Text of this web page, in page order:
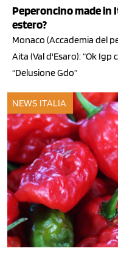
Peperoncino made in
estero?
Monaco (Accademia del
Aita (Val d'Esaro): “Ok Igp
“Delusione Gdo”
NEWS ITALIA